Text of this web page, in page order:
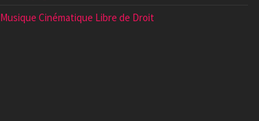
Musique Cinématique Libre de Droit